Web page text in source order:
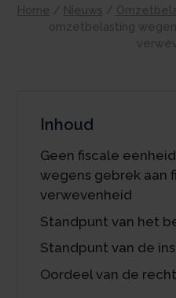
Home / Nieuws /
omzetbelasting
Inhoud
Geen fiscale
wegens gebrek aan
verwevenheid
Standpunt van het
Standpunt van de
Oordeel van de